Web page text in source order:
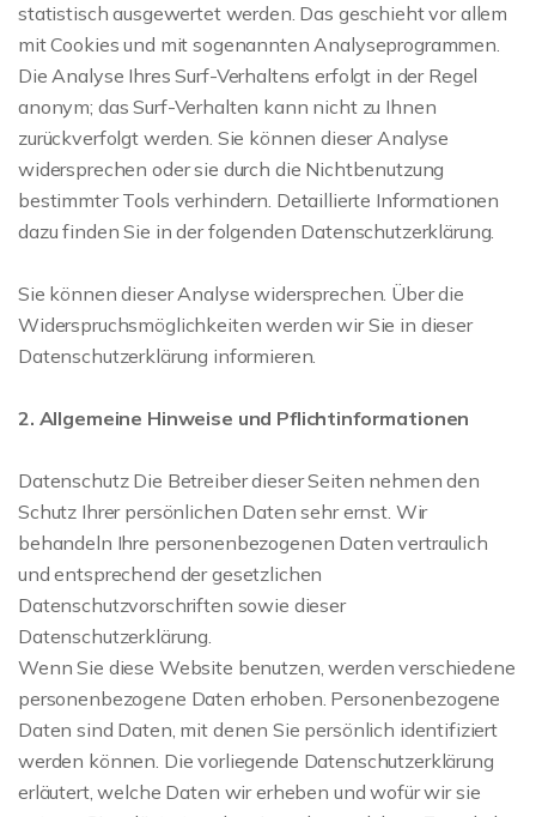
statistisch ausgewertet werden. Das geschieht vor allem
mit Cookies und mit sogenannten Analyseprogrammen.
Die Analyse Ihres Surf-Verhaltens erfolgt in der Regel
anonym; das Surf-Verhalten kann nicht zu Ihnen
zurückverfolgt werden. Sie können dieser Analyse
widersprechen oder sie durch die Nichtbenutzung
bestimmter Tools verhindern. Detaillierte Informationen
dazu finden Sie in der folgenden Datenschutzerklärung.
Sie können dieser Analyse widersprechen. Über die
Widerspruchsmöglichkeiten werden wir Sie in dieser
Datenschutzerklärung informieren.
2. Allgemeine Hinweise und Pflichtinformationen
Datenschutz Die Betreiber dieser Seiten nehmen den
Schutz Ihrer persönlichen Daten sehr ernst. Wir
behandeln Ihre personenbezogenen Daten vertraulich
und entsprechend der gesetzlichen
Datenschutzvorschriften sowie dieser
Datenschutzerklärung.
Wenn Sie diese Website benutzen, werden verschiedene
personenbezogene Daten erhoben. Personenbezogene
Daten sind Daten, mit denen Sie persönlich identifiziert
werden können. Die vorliegende Datenschutzerklärung
erläutert, welche Daten wir erheben und wofür wir sie